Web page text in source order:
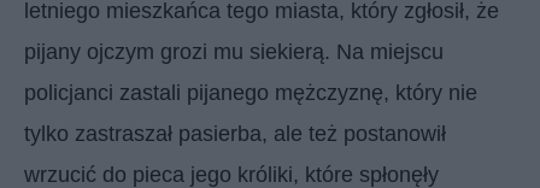
letniego mieszkańca tego miasta, który zgłosił, że
pijany ojczym grozi mu siekierą. Na miejscu
policjanci zastali pijanego mężczyznę, który nie
tylko zastraszał pasierba, ale też postanowił
wrzucić do pieca jego króliki, które spłonęły